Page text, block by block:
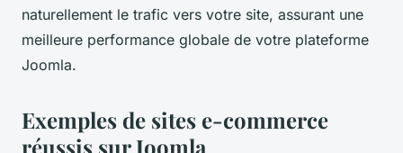
naturellement le trafic vers votre site, assurant une
meilleure performance globale de votre plateforme
Joomla.
Exemples de sites e-commerce
réussis sur Joomla